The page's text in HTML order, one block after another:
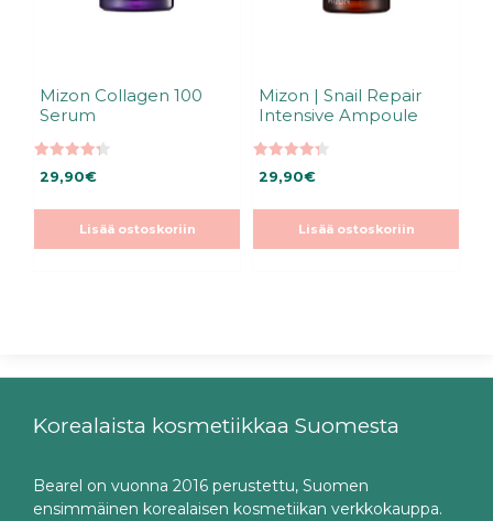
Mizon Collagen 100
Serum
4.33
5:stä
29,90€
Lisää ostoskoriin
Mizon | Snail Repair
Intensive Ampoule
4.35
5:stä
29,90€
Lisää ostoskoriin
Korealaista kosmetiikkaa Suomesta
Bearel on vuonna 2016 perustettu, Suomen
ensimmäinen korealaisen kosmetiikan verkkokauppa.